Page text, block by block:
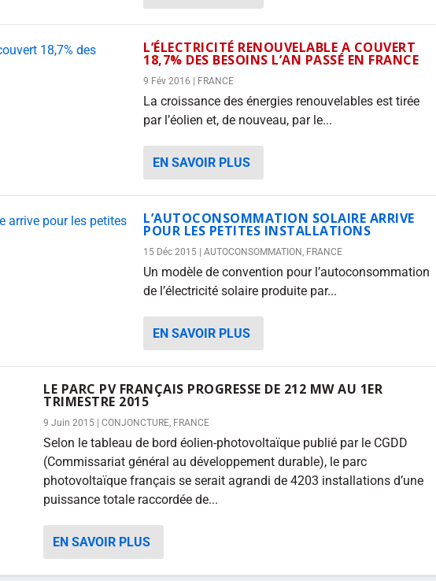
L’ÉLECTRICITÉ RENOUVELABLE A COUVERT
18,7% DES BESOINS L’AN PASSÉ EN FRANCE
9 Fév 2016 FRANCE
La croissance des énergies renouvelables est tirée
par l’éolien et, de nouveau, par le...
EN SAVOIR PLUS
L’AUTOCONSOMMATION SOLAIRE ARRIVE
POUR LES PETITES INSTALLATIONS
15 Déc 2015 AUTOCONSOMMATION, FRANCE
Un modèle de convention pour l’autoconsommation
de l’électricité solaire produite par...
EN SAVOIR PLUS
LE PARC PV FRANÇAIS PROGRESSE DE 212 MW AU 1ER
TRIMESTRE 2015
9 Juin 2015 |CONJONCTURE, FRANCE
Selon le tableau de bord éolien-photovoltaïque publié par le CGDD
(Commissariat général au développement durable), le parc
photovoltaïque français se serait agrandi de 4203 installations d’une
puissance totale raccordée de...
EN SAVOIR PLUS